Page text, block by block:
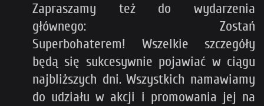
Zapraszamy też do wydarzenia
głównego: Zostań
Superbohaterem! Wszelkie szczegóły
będą się sukcesywnie pojawiać w ciągu
najbliższych dni. Wszystkich namawiamy
do udziału w akcji i promowania jej na